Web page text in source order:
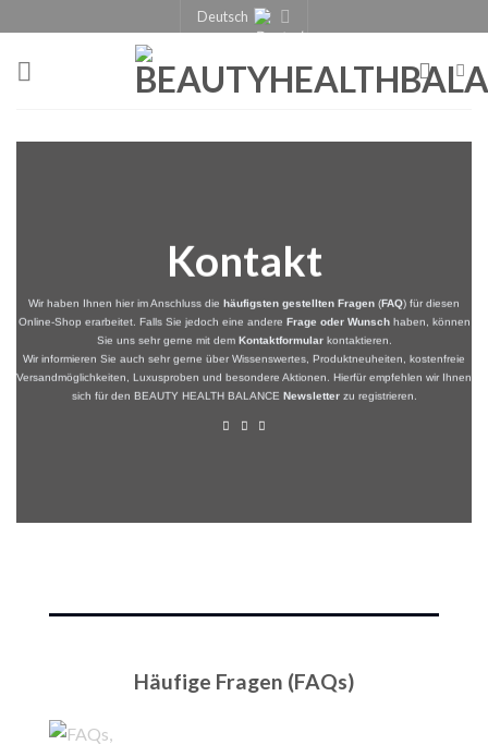
Deutsch
Kontakt
Wir haben Ihnen hier im Anschluss die häufigsten gestellten Fragen (FAQ) für diesen
Online-Shop erarbeitet. Falls Sie jedoch eine andere Frage oder Wunschhaben, können
Sie uns sehr gerne mit dem Kontaktformularkontaktieren.
Wir informieren Sie auch sehr gerne über Wissenswertes, Produktneuheiten, kostenfreie
Versandmöglichkeiten, Luxusproben und besondere Aktionen. Hierfür empfehlen wir Ihnen
sich für den BEAUTY HEALTH BALANCE Newsletterzu registrieren.
Häufige Fragen (FAQs)